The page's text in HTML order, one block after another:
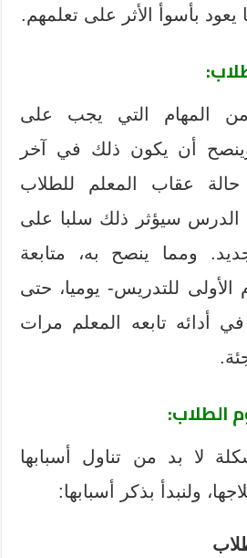
يعود بأسوأ الأثر على تعلمهم.
من المهام التي يجب على
وينصح أن يكون ذلك في آخر
عقاب المعلم للطلاب
الدرس سيؤثر ذلك سلبا على
ومما ينصح به، متابعة
الأولى للتدريس- يوميا، حتى
في أدائه تابعه المعلم مرات
الطلاب:
لا بد من تناول أسبابها
ولنبدأ بذكر أسبابها: